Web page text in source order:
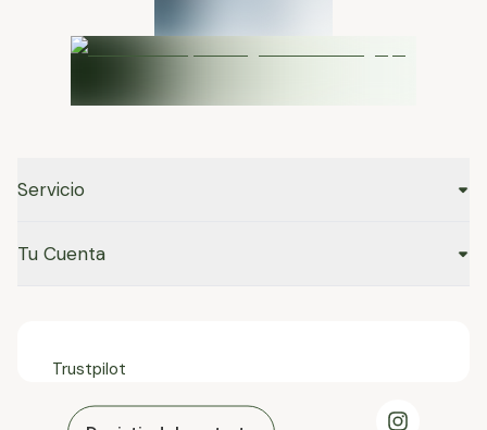
Servicio
Tu Cuenta
Trustpilot